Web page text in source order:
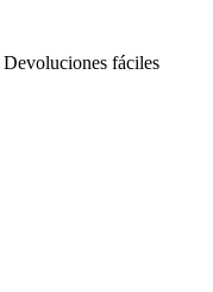
Devoluciones fáciles